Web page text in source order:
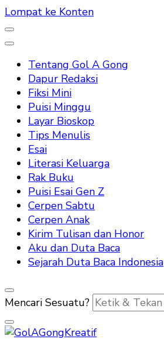
Lompat ke Konten
Tentang Gol A Gong
Dapur Redaksi
Fiksi Mini
Puisi Minggu
Layar Bioskop
Tips Menulis
Esai
Literasi Keluarga
Rak Buku
Puisi Esai Gen Z
Cerpen Sabtu
Cerpen Anak
Kirim Tulisan dan Honor
Aku dan Duta Baca
Sejarah Duta Baca Indonesia
Mencari Sesuatu?